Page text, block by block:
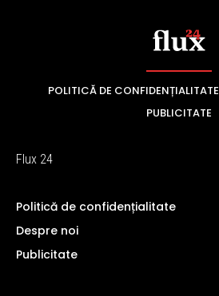
POLITICĂ DE CONFIDENȚIALITATE
PUBLICITATE
Flux 24
Politică de confidențialitate
Despre noi
Publicitate